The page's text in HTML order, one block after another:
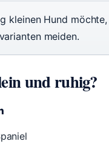
kleinen Hund
meiden.
und ruhig?